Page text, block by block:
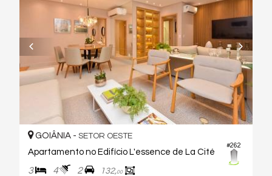
#262
GOIÂNIA - SETOR OESTE
Apartamento no Edifício L'essence de La Cité
3 4 2 132,00